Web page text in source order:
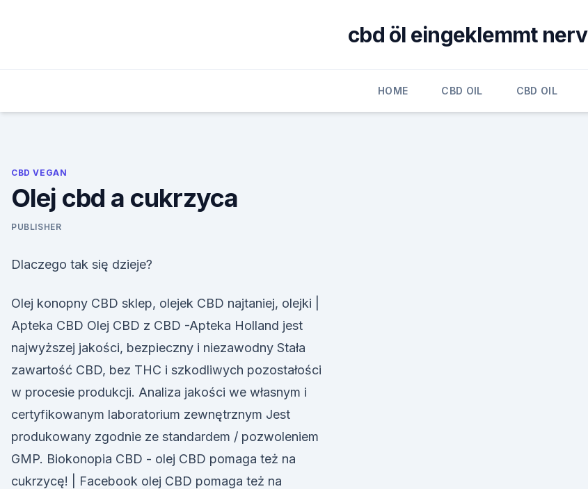
cbd öl eingeklemmt nerv
HOME CBD OIL CBD OIL
CBD VEGAN
Olej cbd a cukrzyca
PUBLISHER
Dlaczego tak się dzieje?
Olej konopny CBD sklep, olejek CBD najtaniej, olejki |
Apteka CBD Olej CBD z CBD -Apteka Holland jest
najwyższej jakości, bezpieczny i niezawodny Stała
zawartość CBD, bez THC i szkodliwych pozostałości
w procesie produkcji. Analiza jakości we własnym i
certyfikowanym laboratorium zewnętrznym Jest
produkowany zgodnie ze standardem / pozwoleniem
GMP. Biokonopia CBD - olej CBD pomaga też na
cukrzycę! | Facebook olej CBD pomaga też na